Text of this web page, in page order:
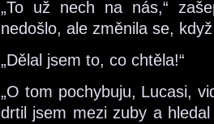
„To už nech na nás,“
nedošlo, ale změnila se,
„Dělal jsem to, co chtěla!“
„O tom pochybuju, Lucasi,
drtil jsem mezi zuby a